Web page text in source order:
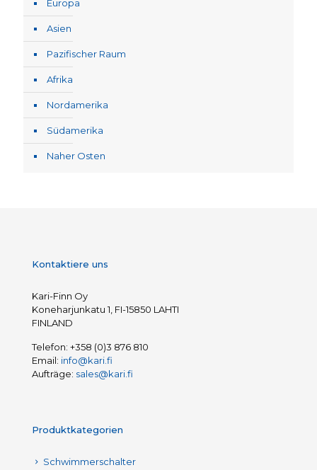
Europa
Asien
Pazifischer Raum
Afrika
Nordamerika
Südamerika
Naher Osten
Kontaktiere uns
Kari-Finn Oy
Koneharjunkatu 1, FI-15850 LAHTI
FINLAND
Telefon: +358 (0)3 876 810
Email: info@kari.fi
Aufträge: sales@kari.fi
Produktkategorien
Schwimmerschalter